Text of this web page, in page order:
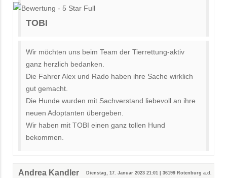
TOBI
Wir möchten uns beim Team der Tierrettung-aktiv
ganz herzlich bedanken.
Die Fahrer Alex und Rado haben ihre Sache wirklich
gut gemacht.
Die Hunde wurden mit Sachverstand liebevoll an ihre
neuen Adoptanten übergeben.
Wir haben mit TOBI einen ganz tollen Hund
bekommen.
Andrea Kandler Dienstag, 17. Januar 2023 21:01 | 36199 Rotenburg a.d.